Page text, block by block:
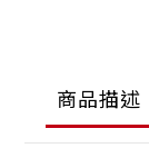
商品描述